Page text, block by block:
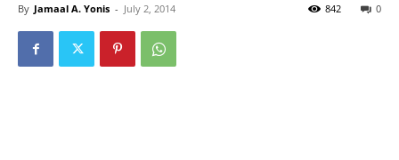
By Jamaal A. Yonis - July 2, 2014 0
842